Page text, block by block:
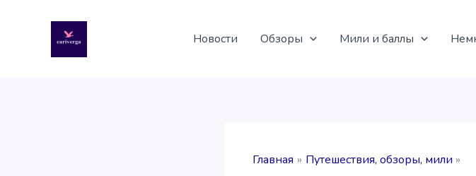
содержимому
Новости Обзоры Мили и баллы
Главная Путешествия, обзоры, мили